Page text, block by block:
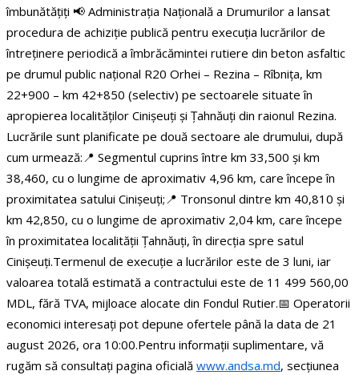
îmbunătățiți 📢 Administrația Națională a Drumurilor a lansat
procedura de achiziție publică pentru execuția lucrărilor de
întreținere periodică a îmbrăcămintei rutiere din beton asfaltic
pe drumul public național R20 Orhei – Rezina – Rîbnița, km
22+900 – km 42+850 (selectiv) pe sectoarele situate în
apropierea localităților Cinișeuți și Țahnăuți din raionul Rezina.
Lucrările sunt planificate pe două sectoare ale drumului, după
cum urmează:📍 Segmentul cuprins între km 33,500 și km
38,460, cu o lungime de aproximativ 4,96 km, care începe în
proximitatea satului Cinișeuți;📍 Tronsonul dintre km 40,810 și
km 42,850, cu o lungime de aproximativ 2,04 km, care începe
în proximitatea localității Țahnăuți, în direcția spre satul
Cinișeuți.Termenul de execuție a lucrărilor este de 3 luni, iar
valoarea totală estimată a contractului este de 11 499 560,00
MDL, fără TVA, mijloace alocate din Fondul Rutier.📅 Operatorii
economici interesați pot depune ofertele până la data de 21
august 2026, ora 10:00.Pentru informații suplimentare, vă
rugăm să consultați pagina oficială www.andsa.md, secțiunea